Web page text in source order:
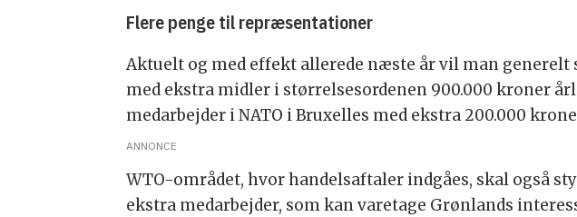
Flere penge til repræsentationer
Aktuelt og med effekt allerede næste år vil man
med ekstra midler i størrelsesordenen 900.000 kroner
medarbejder i NATO i Bruxelles med ekstra 200.000
ANNONCE
WTO-området, hvor handelsaftaler indgåes, skal også
ekstra medarbejder, som kan varetage Grønlands